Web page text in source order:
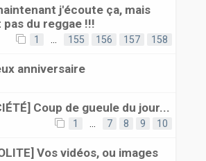
j'écoute ça, mais
pas du reggae !!!
1 155 156 157 158
anniversaire
Coup de gueule du jour...
1 7 8 9 10
Vos vidéos, ou images